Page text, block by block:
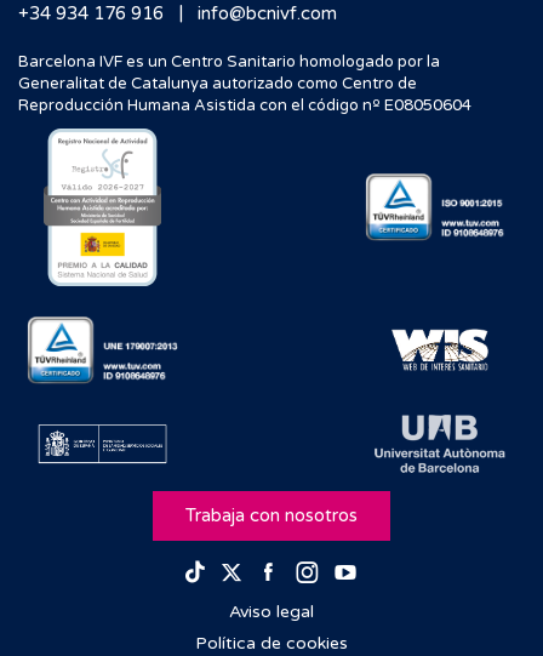
+34 934 176 916
| info@bcnivf.com
Barcelona IVF es un Centro Sanitario homologado por la
Generalitat de Catalunya autorizado como Centro de
Reproducción Humana Asistida con el código nº E08050604
Trabaja con nosotros
TikTokTwitterFacebook
Instagram
Aviso legal
Política de cookies